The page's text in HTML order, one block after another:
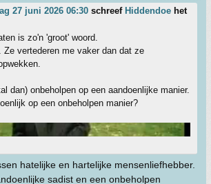
27 juni 2026 06:30 schreef Hiddendoe het
is zo'n 'groot' woord.
Ze vertederen me vaker dan dat ze
dan) onbeholpen op een aandoenlijke manier.
op een onbeholpen manier?
hatelijke en hartelijke mensenliefhebber.
sadist en een onbeholpen